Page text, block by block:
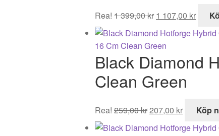
Rea! 1 399,00kr
ursprungliga
priset
var:
1
399,00 kr.
1 107,00 kr
priset
1
Black Diamond
Clean Green
Rea! 259,00kr
ursprungliga
priset
207,00 kr
priset
Köp